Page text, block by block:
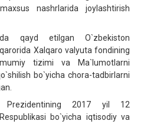
nashrlarida joylashtirish
qayd etilgan O`zbekiston
Xalqaro valyuta fondining
tizimi va Ma`lumotlarni
bo`yicha chora-tadbirlarni
Prezidentining 2017 yil 12
bo`yicha iqtisodiy va